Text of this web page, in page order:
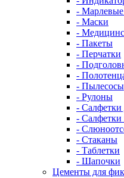
-
- Маски
-
- Пакеты
- Перчатки
-
-
- Пылесосы
- Рулоны
-
- Салфетки
-
- Стаканы
- Таблетки
- Шапочки
Цементы для